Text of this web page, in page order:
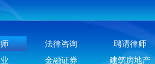
法律咨询 聘请律师
金融证券 建筑房地产